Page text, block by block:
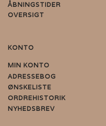
ÅBNINGSTIDER
OVERSIGT
KONTO
MIN KONTO
ADRESSEBOG
ØNSKELISTE
ORDREHISTORIK
NYHEDSBREV